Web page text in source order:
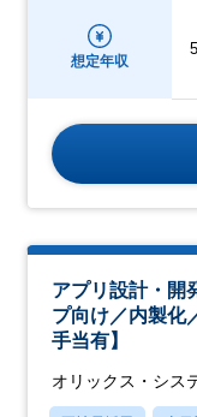
想定年収
アプリ設計・開
プ向け／内製化
手当有】
オリックス・シス